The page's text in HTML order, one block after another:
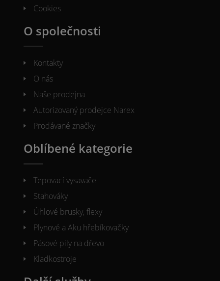
Cookies
O společnosti
Kontakty
O nás
Naše prodejna
Autorizovaný prodejce Narex
Prodávané značky
Oblíbené kategorie
Tepovací vysavače
Stahováky
Úhlové brusky, flexy
Plynové a Aku hřebíkovačky
Pásové pily na dřevo
Kladkostroje